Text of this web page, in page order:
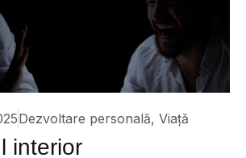
Dezvoltare personală, Viață
interior